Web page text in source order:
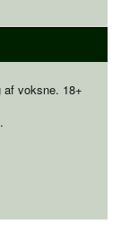
af voksne. 18+